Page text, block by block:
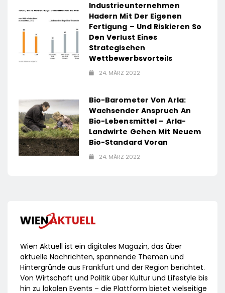
Industrieunternehmen
Hadern Mit Der Eigenen
Fertigung – Und Riskieren So
Den Verlust Eines
Strategischen
Wettbewerbsvorteils
24. MÄRZ 2022
Bio-Barometer Von Arla:
Wachsender Anspruch An
Bio-Lebensmittel – Arla-
Landwirte Gehen Mit Neuem
Bio-Standard Voran
24. MÄRZ 2022
Wien Aktuell ist ein digitales Magazin, das über
aktuelle Nachrichten, spannende Themen und
Hintergründe aus Frankfurt und der Region berichtet.
Von Wirtschaft und Politik über Kultur und Lifestyle bis
hin zu lokalen Events – die Plattform bietet vielseitige